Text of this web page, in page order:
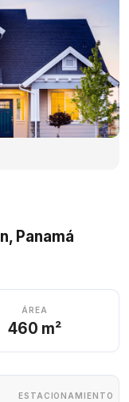
Panamá
ÁREA
460 m²
ESTACIONAMIENTO